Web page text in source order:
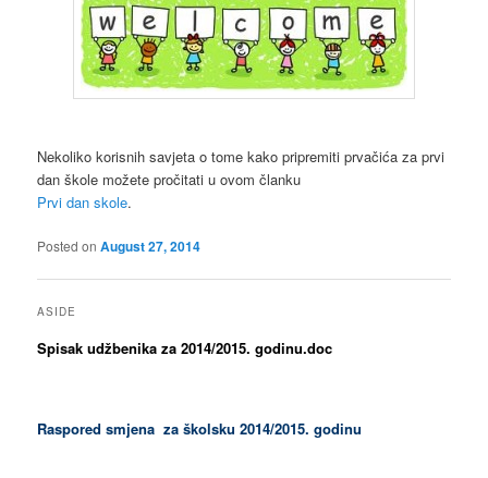
Nekoliko korisnih savjeta o tome kako pripremiti prvačića za prvi
dan škole možete pročitati u ovom članku
Prvi dan skole.
Posted onAugust 27, 2014
ASIDE
Spisak udžbenika za 2014/2015. godinu.doc
Raspored smjena za školsku 2014/2015. godinu